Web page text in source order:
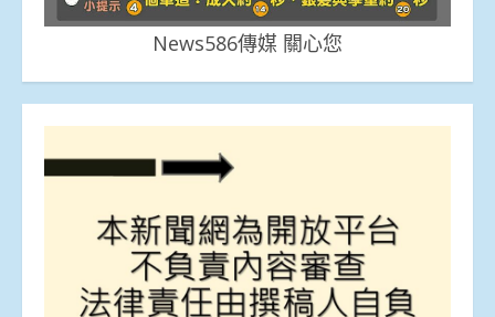
News586傳媒 關心您